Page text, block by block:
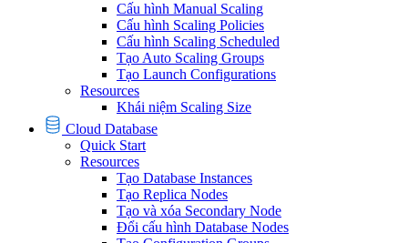
Cấu hình Manual Scaling
Cấu hình Scaling Policies
Cấu hình Scaling Scheduled
Tạo Auto Scaling Groups
Tạo Launch Configurations
Resources
Khái niệm Scaling Size
Cloud Database
Quick Start
Resources
Tạo Database Instances
Tạo Replica Nodes
Tạo và xóa Secondary Node
Đổi cấu hình Database Nodes